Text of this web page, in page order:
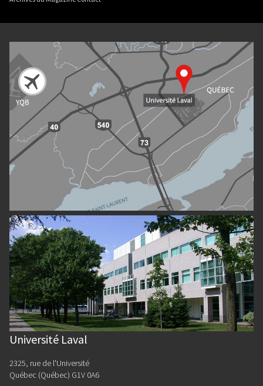
Université Laval
2325, rue de l'Université
Québec (Québec) G1V 0A6